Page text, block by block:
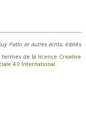
Patin et autres écrits, édités
termes de la licence Creative
4.0 International.